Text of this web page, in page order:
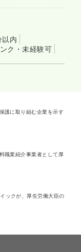
以内
ク・未経験可
護に取り組む企業を示す
職業紹介事業者として厚
ックが、厚生労働大臣の